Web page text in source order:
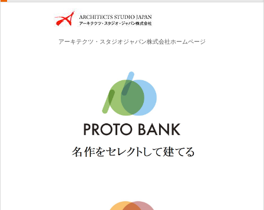
アーキテクツ・スタジオジャパン株式会社ホームページ